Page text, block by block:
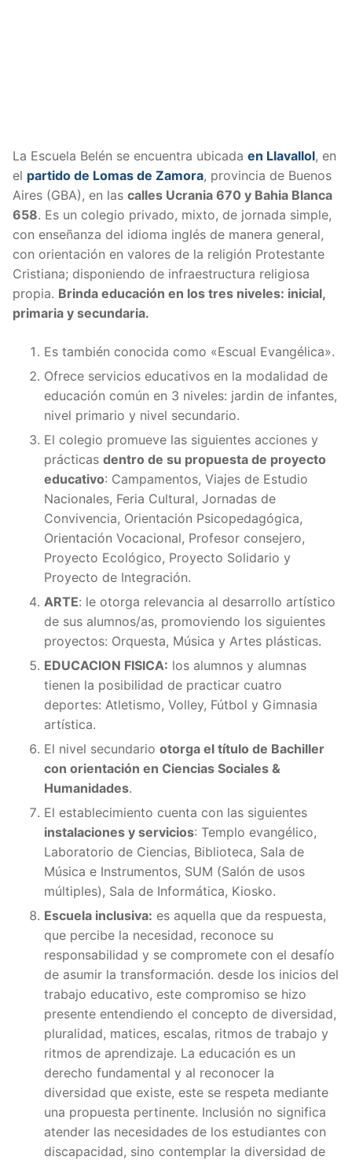
La Escuela Belén se encuentra ubicada en Llavallol, en
el partido de Lomas de Zamora, provincia de Buenos
Aires (GBA), en las calles Ucrania 670 y Bahia Blanca
658. Es un colegio privado, mixto, de jornada simple,
con enseñanza del idioma inglés de manera general,
con orientación en valores de la religión Protestante
Cristiana; disponiendo de infraestructura religiosa
propia. Brinda educación en los tres niveles: inicial,
primaria y secundaria.
Es también conocida como «Escual Evangélica».
Ofrece servicios educativos en la modalidad de
educación común en 3 niveles: jardin de infantes,
nivel primario y nivel secundario.
El colegio promueve las siguientes acciones y
prácticas dentro de su propuesta de proyecto
educativo: Campamentos, Viajes de Estudio
Nacionales, Feria Cultural, Jornadas de
Convivencia, Orientación Psicopedagógica,
Orientación Vocacional, Profesor consejero,
Proyecto Ecológico, Proyecto Solidario y
Proyecto de Integración.
ARTE: le otorga relevancia al desarrollo artístico
de sus alumnos/as, promoviendo los siguientes
proyectos: Orquesta, Música y Artes plásticas.
EDUCACION FISICA: los alumnos y alumnas
tienen la posibilidad de practicar cuatro
deportes: Atletismo, Volley, Fútbol y Gimnasia
artística.
El nivel secundario otorga el título de Bachiller
con orientación en Ciencias Sociales &
Humanidades.
El establecimiento cuenta con las siguientes
instalaciones y servicios: Templo evangélico,
Laboratorio de Ciencias, Biblioteca, Sala de
Música e Instrumentos, SUM (Salón de usos
múltiples), Sala de Informática, Kiosko.
Escuela inclusiva: es aquella que da respuesta,
que percibe la necesidad, reconoce su
responsabilidad y se compromete con el desafío
de asumir la transformación. desde los inicios del
trabajo educativo, este compromiso se hizo
presente entendiendo el concepto de diversidad,
pluralidad, matices, escalas, ritmos de trabajo y
ritmos de aprendizaje. La educación es un
derecho fundamental y al reconocer la
diversidad que existe, este se respeta mediante
una propuesta pertinente. Inclusión no significa
atender las necesidades de los estudiantes con
discapacidad, sino contemplar la diversidad de